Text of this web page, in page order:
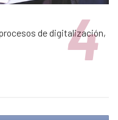
de digitalización,